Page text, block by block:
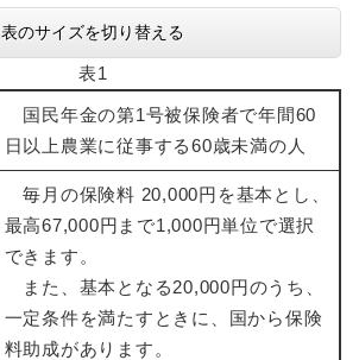
表のサイズを切り替える
表1
国民年金の第1号被保険者で年間60
日以上農業に従事する60歳未満の人
毎月の保険料 20,000円を基本とし、
最高67,000円まで1,000円単位で選択
できます。
また、基本となる20,000円のうち、
一定条件を満たすときに、国から保険
料助成があります。